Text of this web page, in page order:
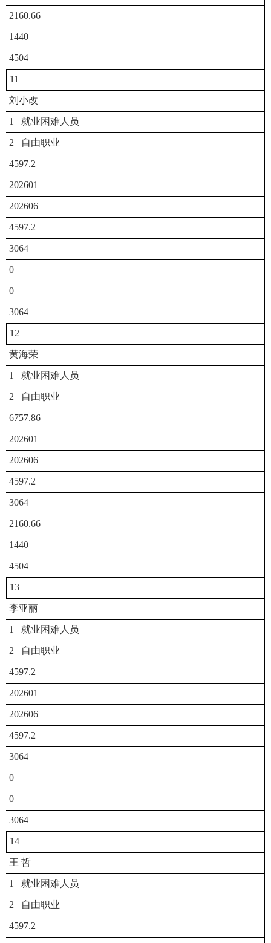
2160.66
1440
4504
11
刘小改
1 就业困难人员
2 自由职业
4597.2
202601
202606
4597.2
3064
0
0
3064
12
黄海荣
1 就业困难人员
2 自由职业
6757.86
202601
202606
4597.2
3064
2160.66
1440
4504
13
李亚丽
1 就业困难人员
2 自由职业
4597.2
202601
202606
4597.2
3064
0
0
3064
14
王 哲
1 就业困难人员
2 自由职业
4597.2